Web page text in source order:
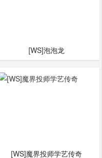
[WS]泡泡龙
[WS]魔界投师学艺传奇